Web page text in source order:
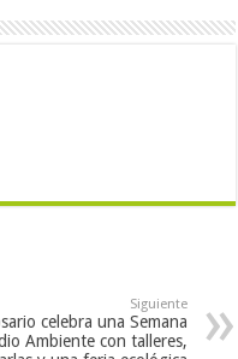
Siguiente
celebra una Semana
Ambiente con talleres,